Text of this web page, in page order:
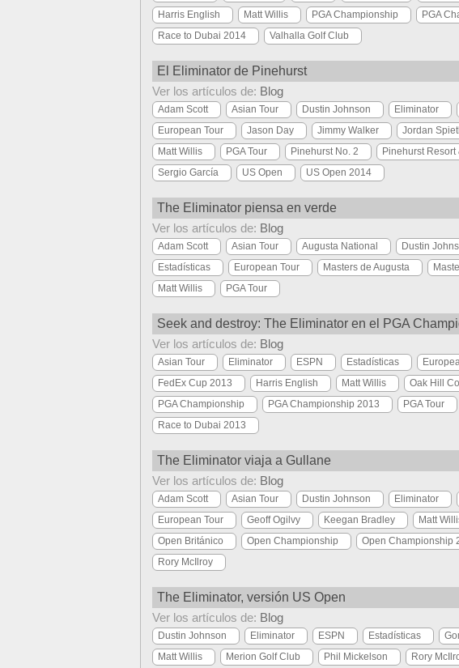
Harris English
Matt Willis PGA Championship PGA
Race to Dubai 2014
Valhalla Golf Club
El Eliminator de Pinehurst
Ver los artículos de: Blog
Adam Scott Asian Tour Dustin Johnson Eliminator
European Tour
Jason Day Jimmy Walker Jordan
Matt Willis
PGA Tour Pinehurst No. 2
Pinehurst
Sergio García
US Open US Open 2014
The Eliminator piensa en verde
Ver los artículos de: Blog
Adam Scott Asian Tour Augusta National Dustin
Estadísticas
European Tour Masters de Augusta
Matt Willis
PGA Tour
Seek and destroy: The Eliminator en el PGA
Ver los artículos de: Blog
Asian Tour Eliminator ESPN Estadísticas
FedEx Cup 2013
Harris English Matt Willis
Oak Hill
PGA Championship
PGA Championship 2013 PGA Tour
Race to Dubai 2013
The Eliminator viaja a Gullane
Ver los artículos de: Blog
Adam Scott Asian Tour Dustin Johnson Eliminator
European Tour
Geoff Ogilvy Keegan Bradley Matt
Open Británico
Open Championship Open Championship
Rory McIlroy
The Eliminator, versión US Open
Ver los artículos de: Blog
Dustin Johnson Eliminator ESPN Estadísticas
Matt Willis
Merion Golf Club Phil Mickelson Rory